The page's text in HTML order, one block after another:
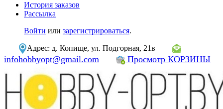
История заказов
Рассылка
Войти или зарегистрироваться.
Адрес: д. Копище, ул. Подгорная, 21в
infohobbyopt@gmail.com Просмотр КОРЗИНЫ